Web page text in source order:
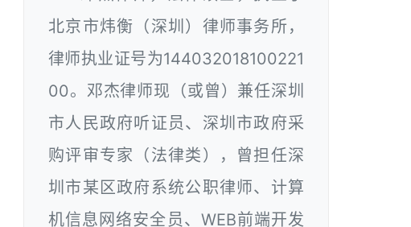
北京市炜衡（深圳）律师事务所，
律师执业证号为144032018100221
00。邓杰律师现（或曾）兼任深圳
市人民政府听证员、深圳市政府采
购评审专家（法律类），曾担任深
圳市某区政府系统公职律师、计算
机信息网络安全员、WEB前端开发